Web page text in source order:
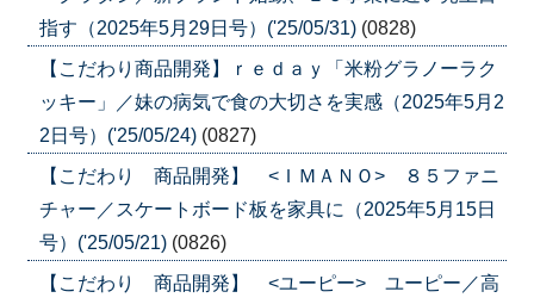
指す（2025年5月29日号）('25/05/31) (0828)
【こだわり商品開発】ｒｅｄａｙ「米粉グラノーラク
ッキー」／妹の病気で食の大切さを実感（2025年5月2
2日号）('25/05/24) (0827)
【こだわり 商品開発】 <ＩＭＡＮＯ> ８５ファニ
チャー／スケートボード板を家具に（2025年5月15日
号）('25/05/21) (0826)
【こだわり 商品開発】 <ユーピー> ユーピー／高